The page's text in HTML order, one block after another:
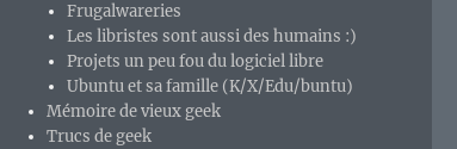
Frugalwareries
Les libristes sont aussi des humains :)
Projets un peu fou du logiciel libre
Ubuntu et sa famille (K/X/Edu/buntu)
Mémoire de vieux geek
Trucs de geek